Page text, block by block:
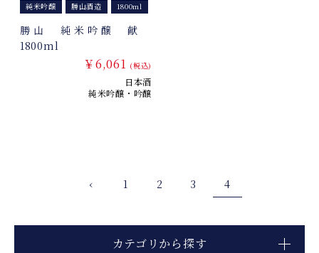
カテゴリから探す
純米吟醸 勝山酒造 1800ml
勝山 純米吟醸 献
1800ml
￥6,061 (税込)
日本酒
純米吟醸・吟醸
‹ 1 2 3 4